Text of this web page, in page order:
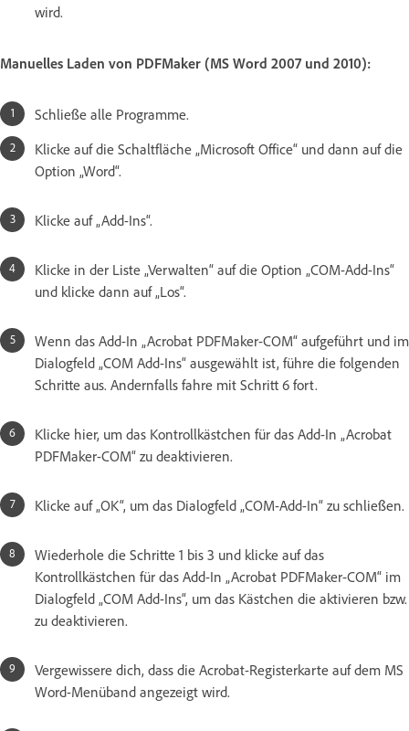
wird.
Manuelles Laden von PDFMaker (MS Word 2007 und 2010):
Schließe alle Programme.
Klicke auf die Schaltfläche „Microsoft Office“ und dann auf die
Option „Word“.
Klicke auf „Add-Ins“.
Klicke in der Liste „Verwalten“ auf die Option „COM-Add-Ins“
und klicke dann auf „Los“.
Wenn das Add-In „Acrobat PDFMaker-COM“ aufgeführt und im
Dialogfeld „COM Add-Ins“ ausgewählt ist, führe die folgenden
Schritte aus. Andernfalls fahre mit Schritt 6 fort.
Klicke hier, um das Kontrollkästchen für das Add-In „Acrobat
PDFMaker-COM“ zu deaktivieren.
Klicke auf „OK“, um das Dialogfeld „COM-Add-In“ zu schließen.
Wiederhole die Schritte 1 bis 3 und klicke auf das
Kontrollkästchen für das Add-In „Acrobat PDFMaker-COM“ im
Dialogfeld „COM Add-Ins“, um das Kästchen die aktivieren bzw.
zu deaktivieren.
Vergewissere dich, dass die Acrobat-Registerkarte auf dem MS
Word-Menüband angezeigt wird.